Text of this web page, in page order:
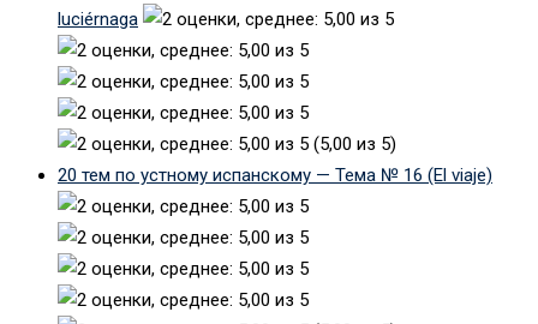
luciérnaga
(5,00 из 5)
20 тем по устному испанскому — Тема № 16 (El viaje)